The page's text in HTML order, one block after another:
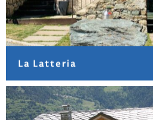
La Latteria